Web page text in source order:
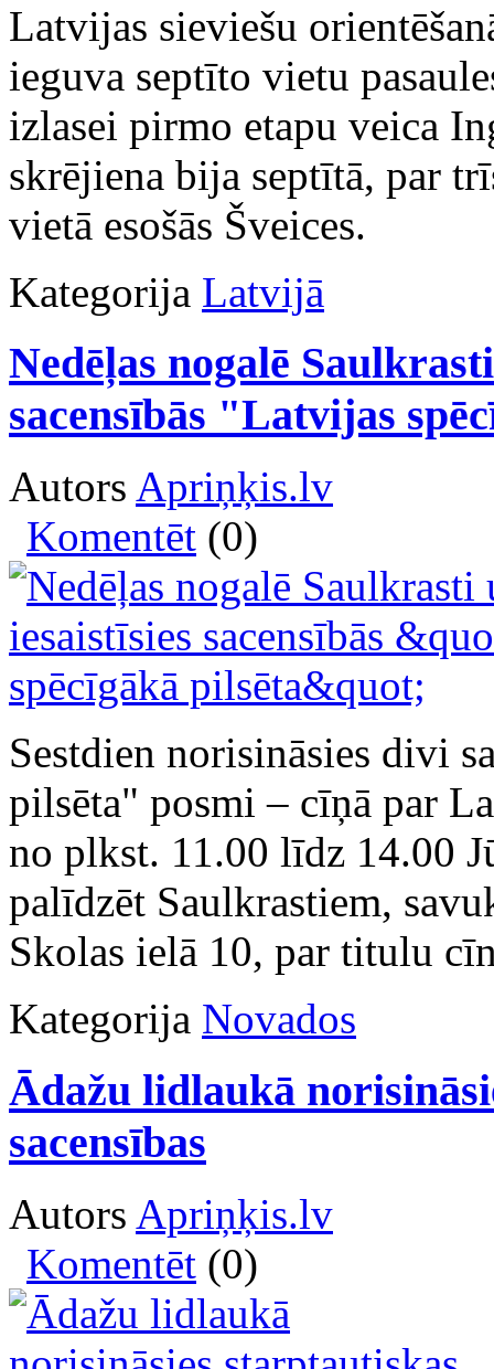
Latvijas sieviešu
ieguva septīto vietu
izlasei pirmo etapu veica
skrējiena bija septītā, par
vietā esošās Šveices.
Kategorija Latvijā
Nedēļas nogalē
sacensībās "Latvijas
Autors Apriņķis.lv
Komentēt (0)
Sestdien norisināsies divi
pilsēta" posmi – cīņā par
no plkst. 11.00 līdz 14.00
palīdzēt Saulkrastiem,
Skolas ielā 10, par titulu
Kategorija Novados
Ādažu lidlaukā
sacensības
Autors Apriņķis.lv
Komentēt (0)